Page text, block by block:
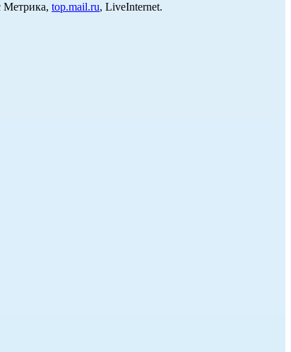
Метрика, top.mail.ru, LiveInternet.